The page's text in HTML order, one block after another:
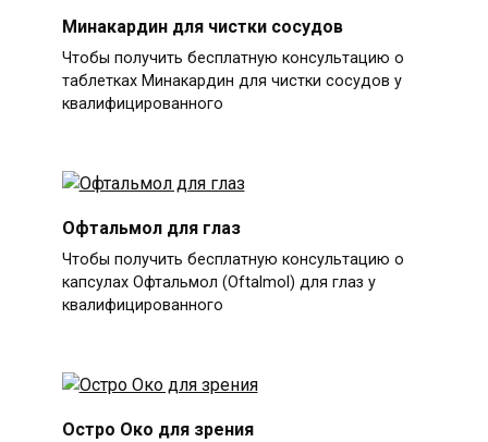
Минакардин для чистки сосудов
Чтобы получить бесплатную консультацию о
таблетках Минакардин для чистки сосудов у
квалифицированного
Офтальмол для глаз
Чтобы получить бесплатную консультацию о
капсулах Офтальмол (Oftalmol) для глаз у
квалифицированного
Остро Око для зрения